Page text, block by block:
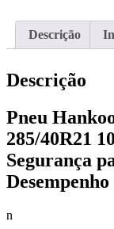
Descrição
Descrição
Pneu
285/40R21
Segurança
Desempenho
n